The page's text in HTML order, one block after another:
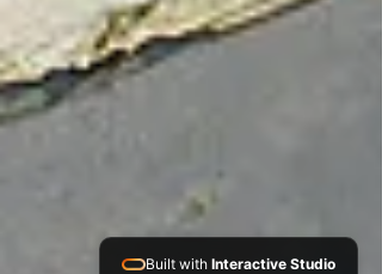
Built with Interactive Studio